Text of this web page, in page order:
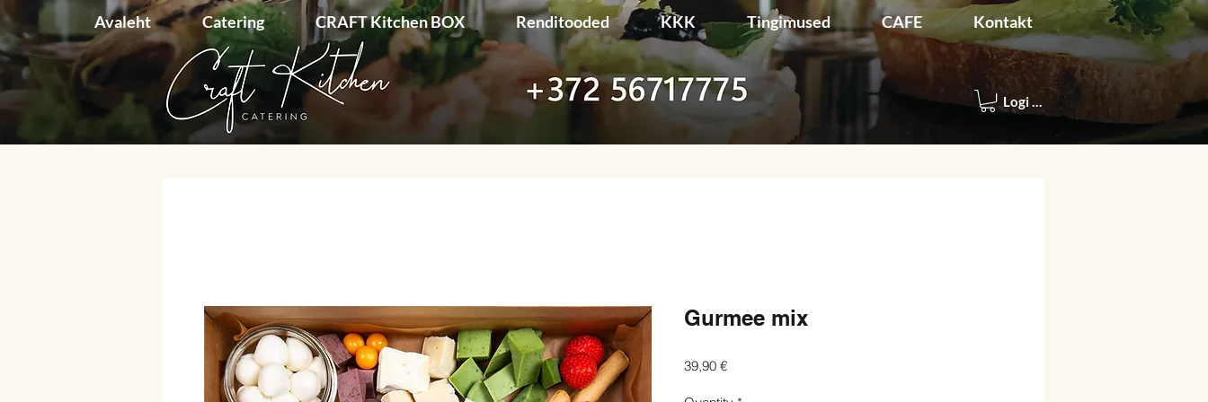
Avaleht Catering CRAFT Kitchen BOX Renditooded KKK Tingimused CAFE Kontakt
Logi sisse
Gurmee mix
39,90 €Price